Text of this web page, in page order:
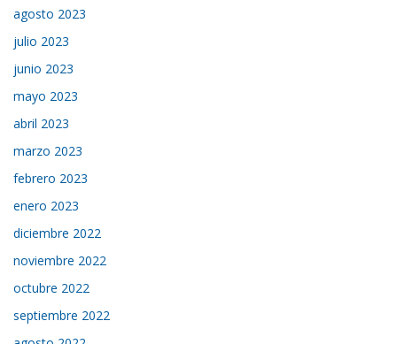
agosto 2023
julio 2023
junio 2023
mayo 2023
abril 2023
marzo 2023
febrero 2023
enero 2023
diciembre 2022
noviembre 2022
octubre 2022
septiembre 2022